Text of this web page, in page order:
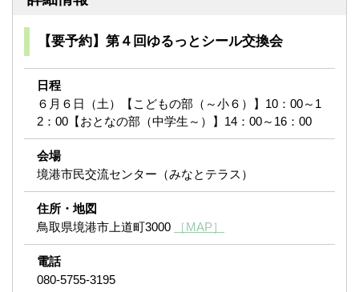
【要予約】第４回ゆるっとシール交換会
日程
６月６日（土）【こどもの部（～小６）】10：00～1
2：00【おとなの部（中学生～）】14：00～16：00
会場
境港市民交流センター（みなとテラス）
住所・地図
鳥取県境港市上道町3000
［MAP］
電話
080-5755-3195